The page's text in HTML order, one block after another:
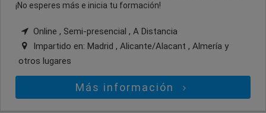
¡No esperes más e inicia tu formación!
Online , Semi-presencial , A Distancia
Impartido en: Madrid , Alicante/Alacant , Almería y
otros lugares
Más información